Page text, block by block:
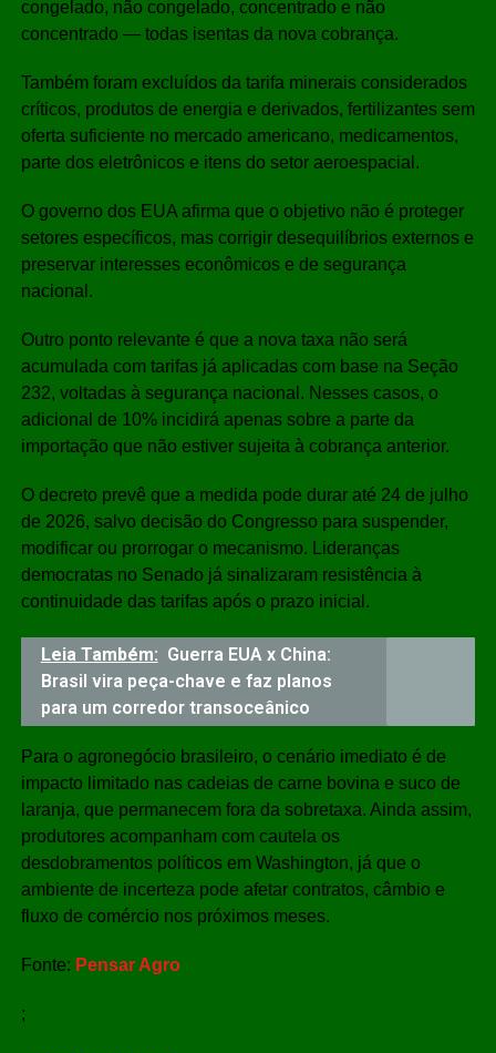
congelado, não congelado, concentrado e não
concentrado — todas isentas da nova cobrança.
Também foram excluídos da tarifa minerais considerados
críticos, produtos de energia e derivados, fertilizantes sem
oferta suficiente no mercado americano, medicamentos,
parte dos eletrônicos e itens do setor aeroespacial.
O governo dos EUA afirma que o objetivo não é proteger
setores específicos, mas corrigir desequilíbrios externos e
preservar interesses econômicos e de segurança
nacional.
Outro ponto relevante é que a nova taxa não será
acumulada com tarifas já aplicadas com base na Seção
232, voltadas à segurança nacional. Nesses casos, o
adicional de 10% incidirá apenas sobre a parte da
importação que não estiver sujeita à cobrança anterior.
O decreto prevê que a medida pode durar até 24 de julho
de 2026, salvo decisão do Congresso para suspender,
modificar ou prorrogar o mecanismo. Lideranças
democratas no Senado já sinalizaram resistência à
continuidade das tarifas após o prazo inicial.
Leia Também: Guerra EUA x China:
Brasil vira peça-chave e faz planos
para um corredor transoceânico
Para o agronegócio brasileiro, o cenário imediato é de
impacto limitado nas cadeias de carne bovina e suco de
laranja, que permanecem fora da sobretaxa. Ainda assim,
produtores acompanham com cautela os
desdobramentos políticos em Washington, já que o
ambiente de incerteza pode afetar contratos, câmbio e
fluxo de comércio nos próximos meses.
Fonte: Pensar Agro
;